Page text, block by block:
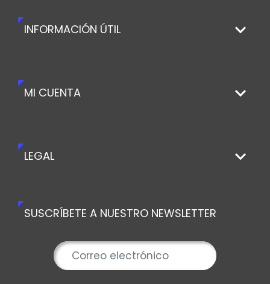
INFORMACIÓN ÚTIL
MI CUENTA
LEGAL
SUSCRÍBETE A NUESTRO NEWSLETTER